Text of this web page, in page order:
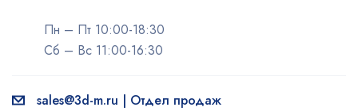
Пн – Пт 10:00-18:30
Сб – Вс 11:00-16:30
sales@3d-m.ru | Отдел продаж